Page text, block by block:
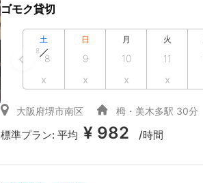
ゴモク貸切
土
8
8
x
日
9
x
月
10
x
火
11
x
大阪府堺市南区 栂・美木多駅 30分
標準プラン:平均 ¥ 982 /時間